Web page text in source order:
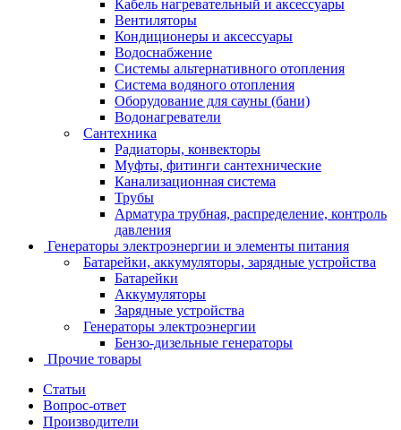
Кабель нагревательный и аксессуары
Вентиляторы
Кондиционеры и аксессуары
Водоснабжение
Системы альтернативного отопления
Система водяного отопления
Оборудование для сауны (бани)
Водонагреватели
Сантехника
Радиаторы, конвекторы
Муфты, фитинги сантехнические
Канализационная система
Трубы
Арматура трубная, распределение, контроль
давления
Генераторы электроэнергии и элементы питания
Батарейки, аккумуляторы, зарядные устройства
Батарейки
Аккумуляторы
Зарядные устройства
Генераторы электроэнергии
Бензо-дизельные генераторы
Прочие товары
Статьи
Вопрос-ответ
Производители